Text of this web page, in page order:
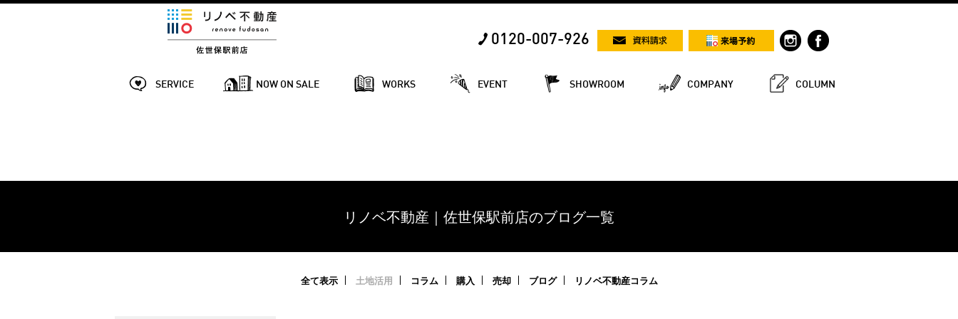
0120-007-926
SERVICE NOW ON SALE WORKS EVENT SHOWROOM COMPANY COLUMN
リノベ不動産｜佐世保駅前店のブログ一覧
全て表示 土地活用 コラム 購入 売却 ブログ リノベ不動産コラム